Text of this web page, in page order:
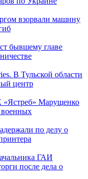
взорвали машину
бывшему главе
В Тульской области
центр
«Ястреб» Марущенко
военных
по делу о
ГАИ
после дела о